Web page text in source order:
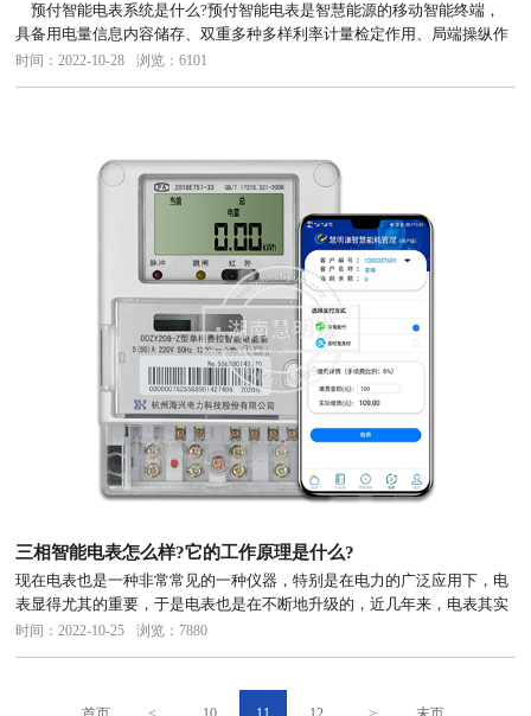
预付智能电表系统是什么?预付智能电表是智慧能源的移动智能终端，
具备用电量信息内容储存、双重多种多样利率计量检定作用、局端操纵作
用、多种多样传输数据方式的双重数据通讯作用
时间：2022-10-28 浏览：6101
三相智能电表怎么样?它的工作原理是什么?
现在电表也是一种非常常见的一种仪器，特别是在电力的广泛应用下，电
表显得尤其的重要，于是电表也是在不断地升级的，近几年来，电表其实
也是被赋予了很多的高科技，被广泛的使用，满足客户的需求，三相智能
时间：2022-10-25 浏览：7880